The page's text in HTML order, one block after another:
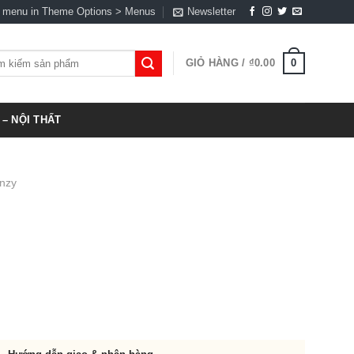
in Theme Options > Menus Newsletter
GIỎ HÀNG / ₫0.00 0
NỘI THẤT